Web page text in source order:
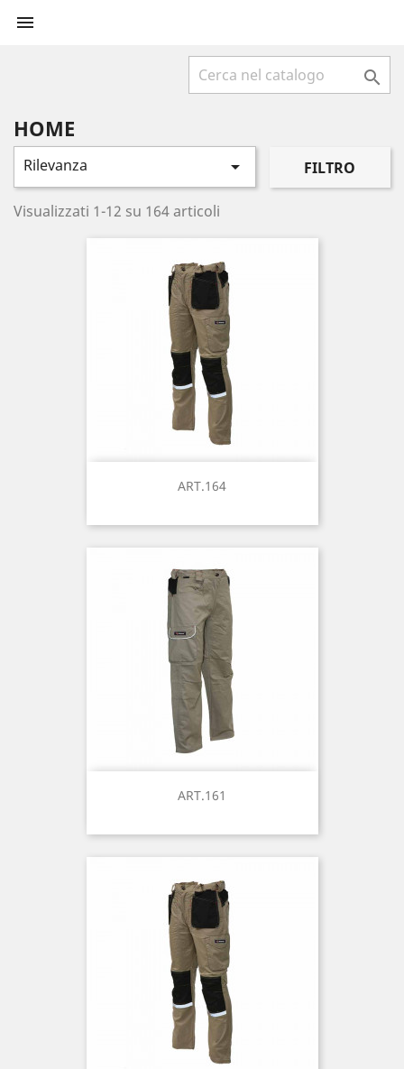


HOME
Rilevanza  FILTRO
Visualizzati 1-12 su 164 articoli
ART.164
ART.161